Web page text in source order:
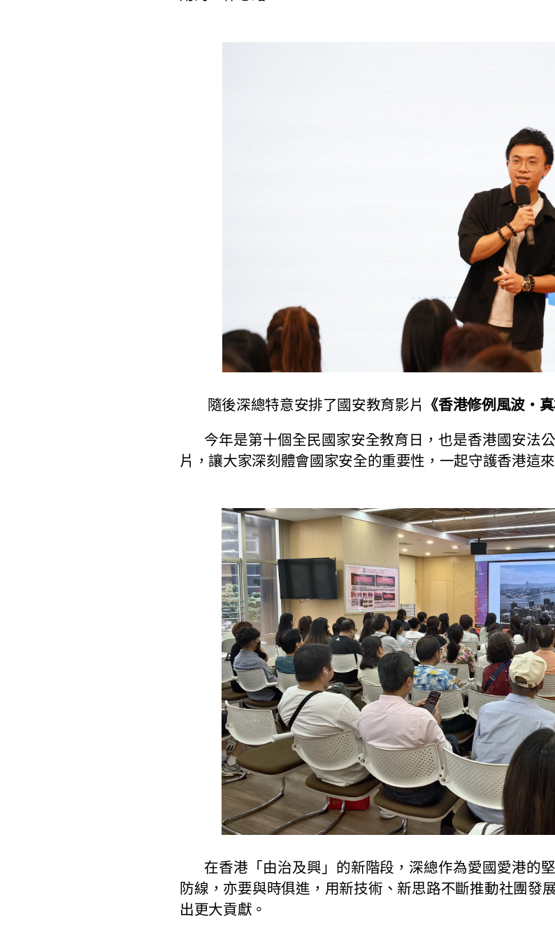
隨後深總特意安排了國安教育影片 《香港修例風波・真
今年是第十個全民國家安全教育日，也是香港國安法
片，讓大家深刻體會國家安全的重要性，一起守護香港這
在香港「由治及興」的新階段，深總作為愛國愛港的
防線，亦要與時俱進，用新技術、新思路不斷推動社團發
出更大貢獻。